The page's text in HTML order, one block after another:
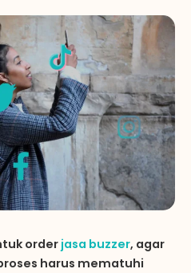
order jasa buzzer, agar
harus mematuhi